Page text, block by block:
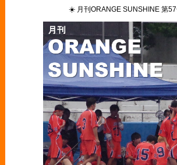
☀️ 月刊ORANGE SUNSHINE 第